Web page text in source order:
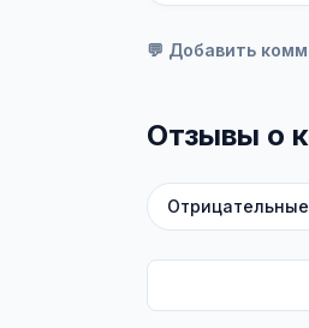
💬 Добавить
Отзывы о
Отрицательные